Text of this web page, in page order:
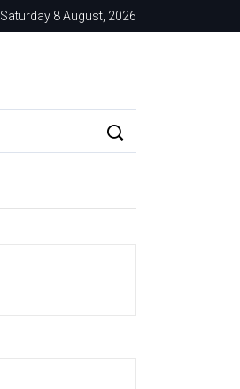
Saturday 8 August, 2026